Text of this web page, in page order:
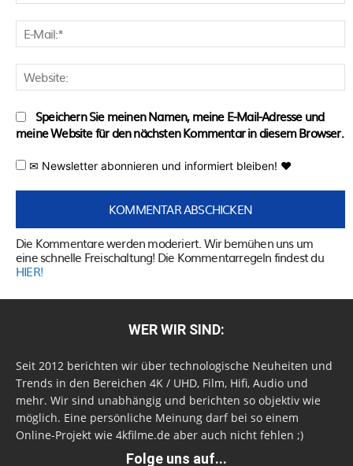
Speichern Sie meinen Namen, meine E-Mail-Adresse und
meine Website für den nächsten Kommentar in diesem Browser.
✉ Newsletter abonnieren und informiert bleiben! ♥
Die Kommentare werden moderiert. Wir bemühen uns um
eine schnelle Freischaltung! Die Kommentarregeln findest du
HIER!
WER WIR SIND:
Seit 2012 berichten wir über technologische Neuheiten und
Trends in den Bereichen 4K / UHD, Film, Hifi, Audio und
mehr. Wir sind unabhängig und berichten so objektiv wie
möglich. Eine persönliche Meinung darf bei so einem
Online-Projekt wie 4kfilme.de aber auch nicht fehlen ;)
Folge uns auf...